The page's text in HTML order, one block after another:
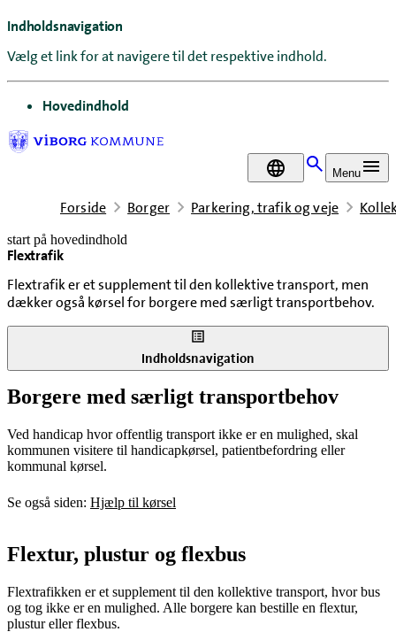
Indholdsnavigation
Vælg et link for at navigere til det respektive indhold.
gå til
Hovedindhold
DA Menu
Forside Borger Parkering, trafik og veje
start på hovedindhold
Flextrafik
Flextrafik er et supplement til den kollektive transport, men
dækker også kørsel for borgere med særligt transportbehov.
senest opdateret 3. juni 2026
Indholdsnavigation
Borgere med særligt transportbehov
Ved handicap hvor offentlig transport ikke er en mulighed, skal
kommunen visitere til handicapkørsel, patientbefordring eller
kommunal kørsel.
Se også siden: Hjælp til kørsel
Flextur, plustur og flexbus
Flextrafikken er et supplement til den kollektive transport, hvor bus
og tog ikke er en mulighed. Alle borgere kan bestille en flextur,
plustur eller flexbus.